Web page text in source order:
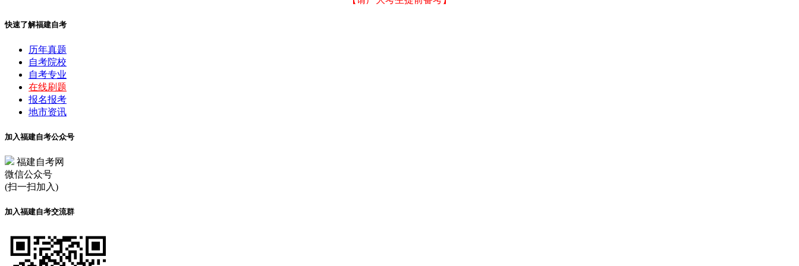
快速了解福建自考
历年真题
自考院校
自考专业
在线刷题
报名报考
地市资讯
加入福建自考公众号
福建自考网
微信公众号
(扫一扫加入)
加入福建自考交流群